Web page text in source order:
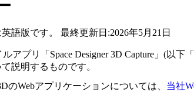
語版です。 最終更新日:2026年5月21日
アプリ「Space Designer 3D Capture」(
説明するものです。
のWebアプリケーションについては、 当社